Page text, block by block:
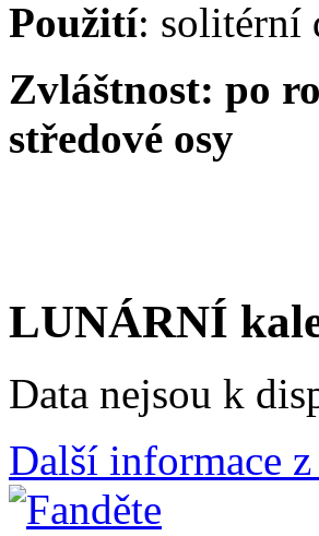
Použití: solitérní
Zvláštnost: po
středové osy
LUNÁRNÍ
Data nejsou k
Další informace